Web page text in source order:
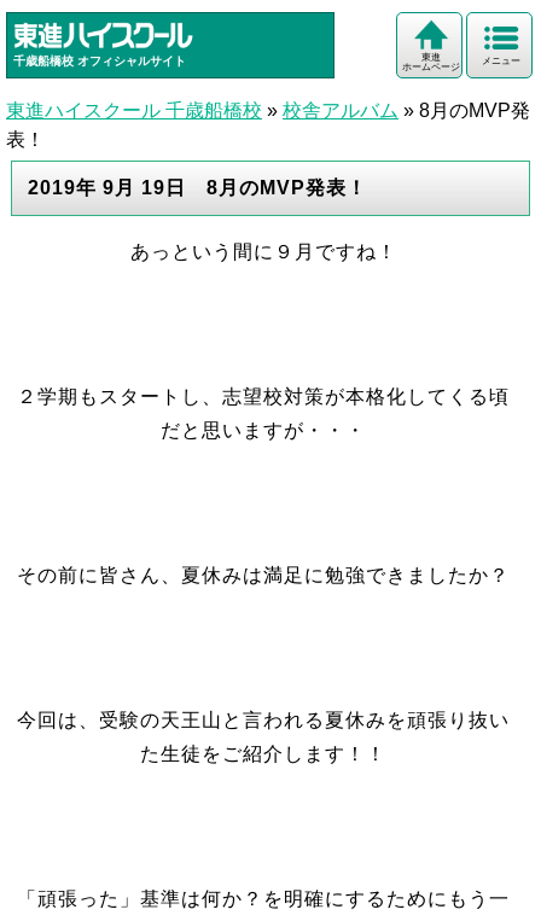
千歳船橋校 オフィシャルサイト メニュー
東進
ホームページ
東進ハイスクール 千歳船橋校 » 校舎アルバム » 8月のMVP発
表！
2019年 9月 19日 8月のMVP発表！
あっという間に９月ですね！
２学期もスタートし、志望校対策が本格化してくる頃
だと思いますが・・・
その前に皆さん、夏休みは満足に勉強できましたか？
今回は、受験の天王山と言われる夏休みを頑張り抜い
た生徒をご紹介します！！
「頑張った」基準は何か？を明確にするためにもう一